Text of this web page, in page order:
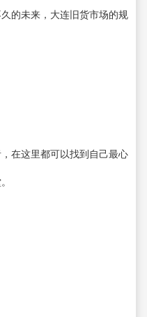
的未来，大连旧货市场的规
在这里都可以找到自己最心